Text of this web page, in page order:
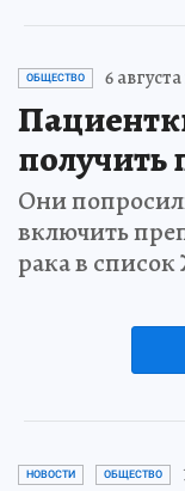
ОБЩЕСТВО 6 августа
получить
Они
включить
рака в
НОВОСТИ ОБЩЕСТВО